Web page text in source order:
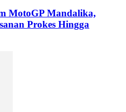
MotoGP Mandalika,
Prokes Hingga